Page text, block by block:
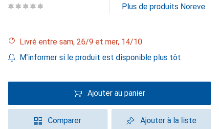
Plus de produits Noreve
Livré entre sam, 26/9 et mer, 14/10
M'informer si le produit est disponible plus tôt
Ajouter au panier
Comparer Ajouter à la liste